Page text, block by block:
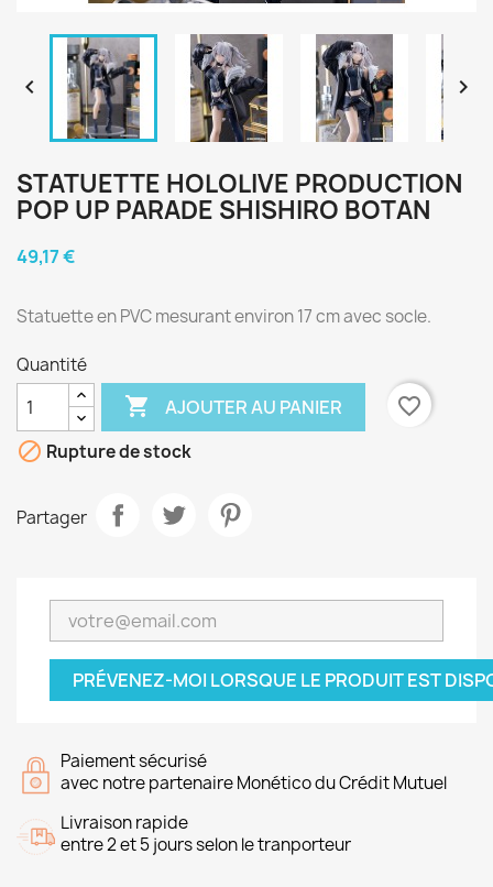
 
STATUETTE HOLOLIVE PRODUCTION
POP UP PARADE SHISHIRO BOTAN
49,17 €
Statuette en PVC mesurant environ 17 cm avec socle.
Quantité
 AJOUTER AU PANIER
favorite_border
 Rupture de stock
Partager
PRÉVENEZ-MOI LORSQUE LE PRODUIT EST
Paiement sécurisé
avec notre partenaire Monético du Crédit Mutuel
Livraison rapide
entre 2 et 5 jours selon le tranporteur